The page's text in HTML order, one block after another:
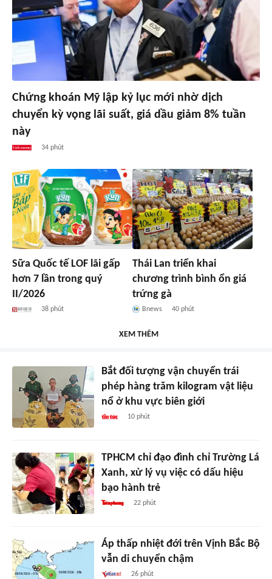
Chứng khoán Mỹ lập kỷ lục mới nhờ dịch
chuyển kỳ vọng lãi suất, giá dầu giảm 8% tuần
này
34 phút
Sữa Quốc tế LOF lãi gấp
hơn 7 lần trong quý
II/2026
38 phút
Thái Lan triển khai
chương trình bình ổn giá
trứng gà
Bnews 40 phút
XEM THÊM
Bắt đối tượng vận chuyển trái
phép hàng trăm kilogram vật liệu
nổ ở khu vực biên giới
10 phút
TPHCM chỉ đạo đình chỉ Trường Lá
Xanh, xử lý vụ việc có dấu hiệu
bạo hành trẻ
22 phút
Áp thấp nhiệt đới trên Vịnh Bắc Bộ
vẫn di chuyển chậm
26 phút